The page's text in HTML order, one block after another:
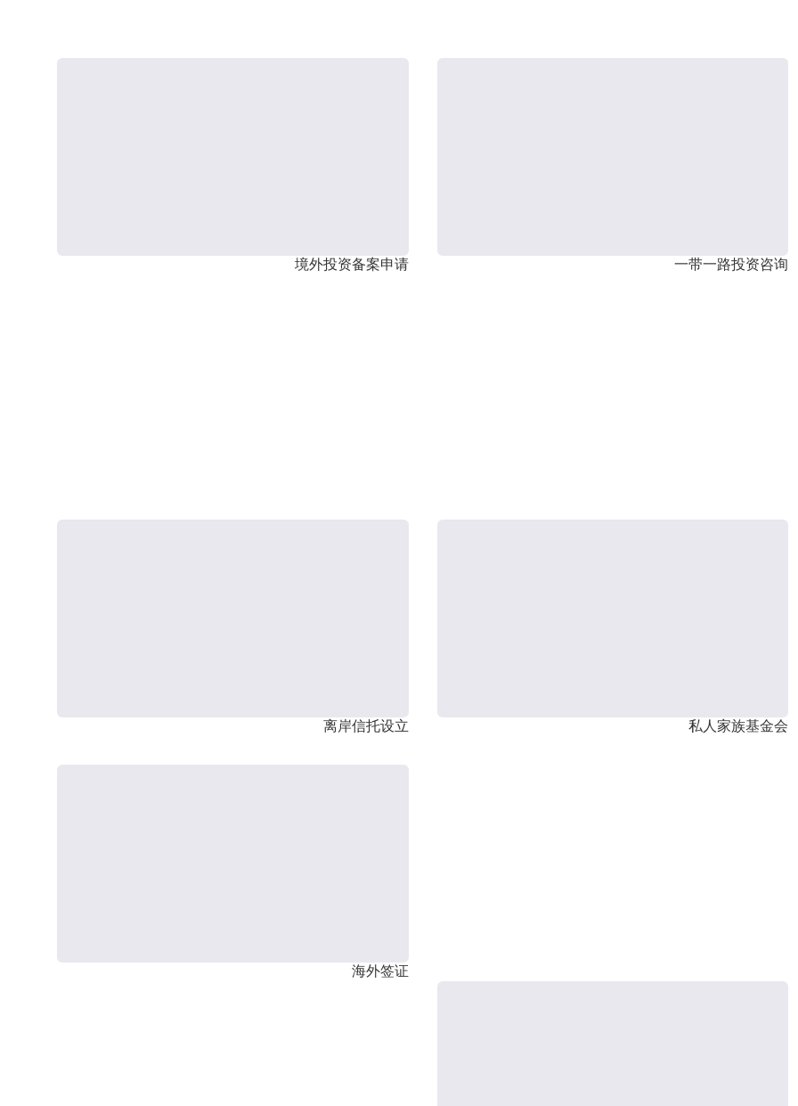
境外投资备案申请 一带一路投资咨询
离岸信托设立 私人家族基金会
海外签证